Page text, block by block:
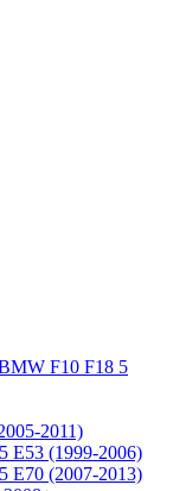
F10 F18 5
2011)
E53 (1999-2006)
E70 (2007-2013)